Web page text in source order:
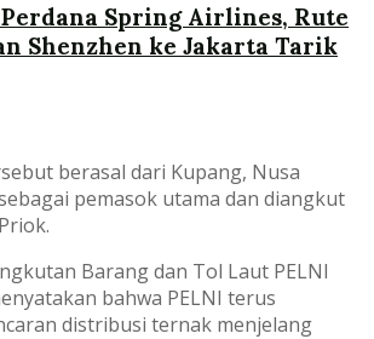
Spring Airlines, Rute
Shenzhen ke Jakarta Tarik
berasal dari Kupang, Nusa
pemasok utama dan diangkut
Barang dan Tol Laut PELNI
bahwa PELNI terus
distribusi ternak menjelang